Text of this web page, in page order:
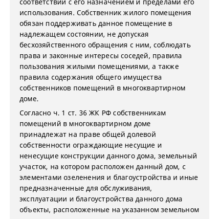
использования. Собственник жилого помещения
обязан поддерживать данное помещение в
надлежащем состоянии, не допуская
бесхозяйственного обращения с ним, соблюдать
права и законные интересы соседей, правила
пользования жилыми помещениями, а также
правила содержания общего имущества
собственников помещений в многоквартирном
доме.
Согласно ч. 1 ст. 36 ЖК РФ собственникам
помещений в многоквартирном доме
принадлежат на праве общей долевой
собственности ограждающие несущие и
ненесущие конструкции данного дома, земельный
участок, на котором расположен данный дом, с
элементами озеленения и благоустройства и иные
предназначенные для обслуживания,
эксплуатации и благоустройства данного дома
объекты, расположенные на указанном земельном